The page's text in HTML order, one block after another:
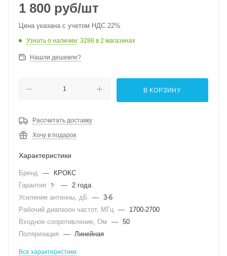
1 800 руб/шт
Цена указана с учетом НДС 22%
Узнать о наличии: 3288 в 2 магазинах
Нашли дешевле?
В КОРЗИНУ
Рассчитать доставку
Хочу в подарок
Характеристики
Бренд —
КРОКС
Гарантия
? — 2 года
Усиление антенны, дБ
— 3-6
Рабочий диапазон частот, МГц —
1700-2700
Входное сопротивление, Ом
— 50
Поляризация
— Линейная
Все характеристики